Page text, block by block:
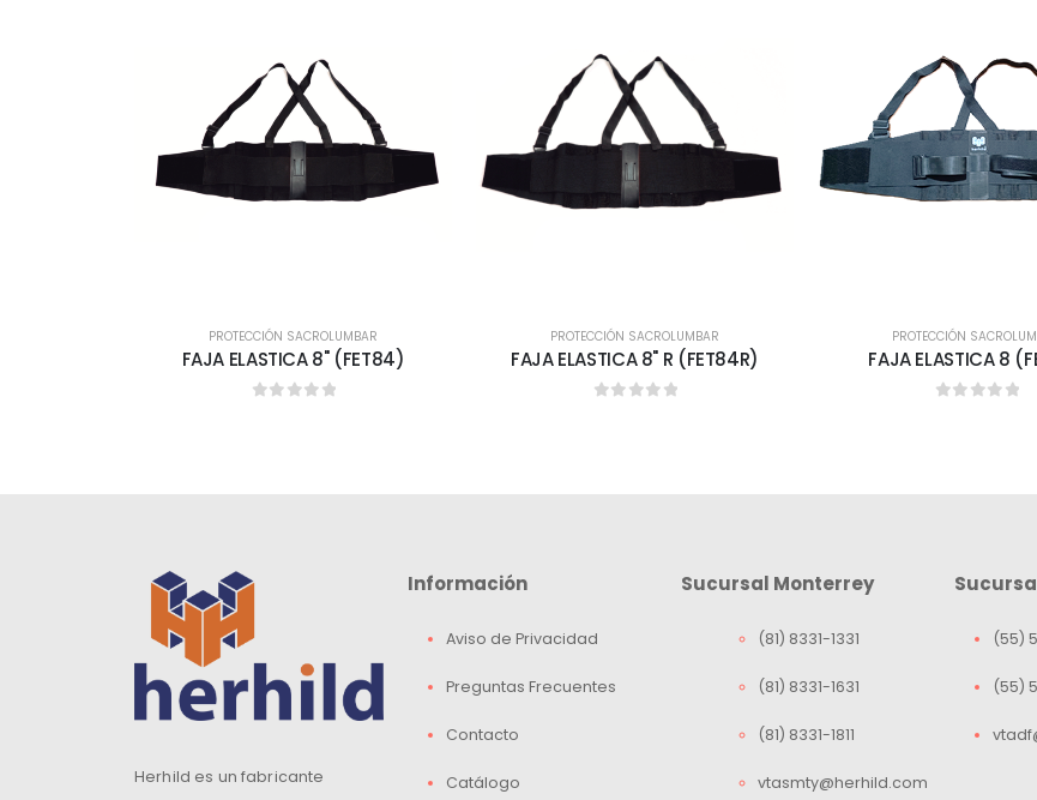
PROTECCIÓN SACROLUMBAR
FAJA ELASTICA 8" (FET84)
PROTECCIÓN SACROLUMBAR
FAJA ELASTICA 8" R (FET84R)
PROTECCIÓN
FAJA ELASTICA 8
Herhild es un fabricante
Información
Aviso de Privacidad
Preguntas Frecuentes
Contacto
Catálogo
Sucursal Monterrey
(81) 8331-1331
(81) 8331-1631
(81) 8331-1811
vtasmty@herhild.com
(55)
(55)